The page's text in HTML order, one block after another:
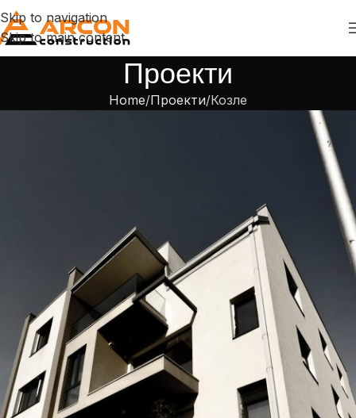
Skip to navigation
Skip to main content
Проекти
Home Проекти Козле